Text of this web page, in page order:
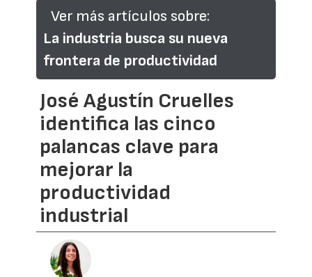
Ver más artículos sobre:
La industria busca su nueva
frontera de productividad
José Agustín Cruelles
identifica las cinco
palancas clave para
mejorar la
productividad
industrial